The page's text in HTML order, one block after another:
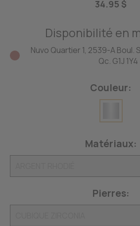
34.95 $
Disponibilité en
Nuvo Quartier 1, 2539-A Boul.
Qc. G1J 1Y4
Couleur:
Matériaux:
Pierres: